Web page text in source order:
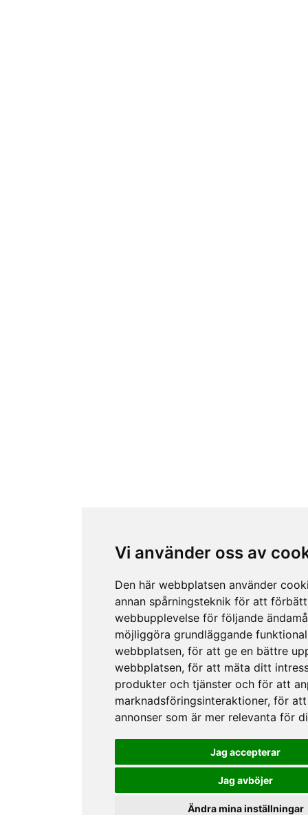
Vi använder oss av
Den här webbplatsen använder
annan spårningsteknik för att
webbupplevelse för följande
möjliggöra grundläggande
webbplatsen, för att ge en bättre
webbplatsen, för att mäta ditt
produkter och tjänster och för att
marknadsföringsinteraktioner, för att
annonser som är mer relevanta för
Jag accepterar
Jag avböjer
Ändra mina inställningar